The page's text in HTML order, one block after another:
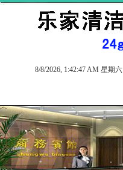
8/8/2026, 1:42:48 AM 星期六